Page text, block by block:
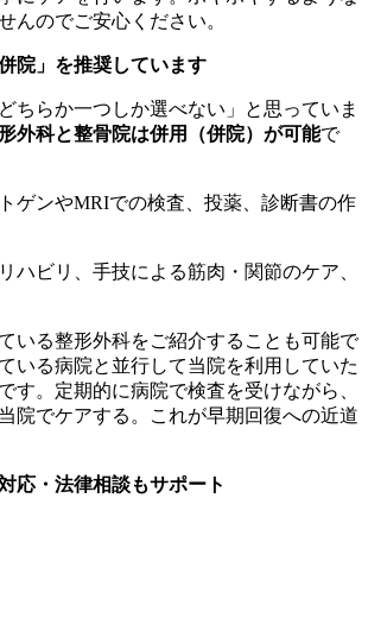
んのでご安心ください。
院」を推奨しています
ちらか一つしか選べない」と思っていま
外科と整骨院は併用（併院）が可能で
ゲンやMRIでの検査、投薬、診断書の作
ハビリ、手技による筋肉・関節のケア、
いる整形外科をご紹介することも可能で
いる病院と並行して当院を利用していた
す。定期的に病院で検査を受けながら、
院でケアする。これが早期回復への近道
応・法律相談もサポート